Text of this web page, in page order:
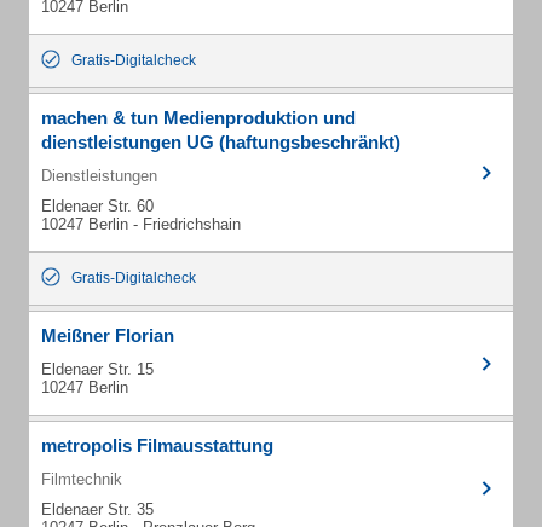
10247 Berlin
Gratis-Digitalcheck
machen & tun Medienproduktion und
dienstleistungen UG (haftungsbeschränkt)
Dienstleistungen
Eldenaer Str. 60
10247 Berlin - Friedrichshain
Gratis-Digitalcheck
Meißner Florian
Eldenaer Str. 15
10247 Berlin
metropolis Filmausstattung
Filmtechnik
Eldenaer Str. 35